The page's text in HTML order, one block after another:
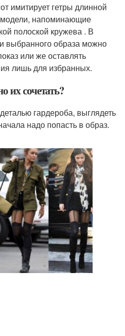
имитирует гетры длинной
модели, напоминающие
полоской кружева . В
выбранного образа можно
или же оставлять
лишь для избранных.
их сочетать?
гардероба, выглядеть
надо попасть в образ.